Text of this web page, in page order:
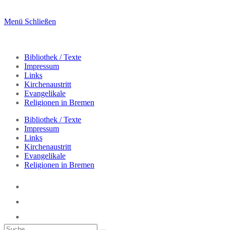
Menü Schließen
Bibliothek / Texte
Impressum
Links
Kirchenaustritt
Evangelikale
Religionen in Bremen
Bibliothek / Texte
Impressum
Links
Kirchenaustritt
Evangelikale
Religionen in Bremen